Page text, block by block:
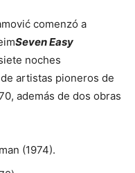
comenzó a
Seven Easy
noches
artistas pioneros de
además de dos obras
(1974).